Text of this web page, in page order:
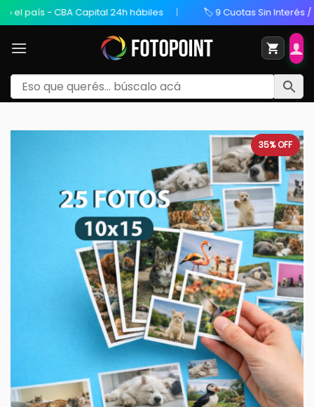
- CBA Capital 24h hábiles 🏷️ 9 Cuotas Sin Interés / 20%
35%OFF